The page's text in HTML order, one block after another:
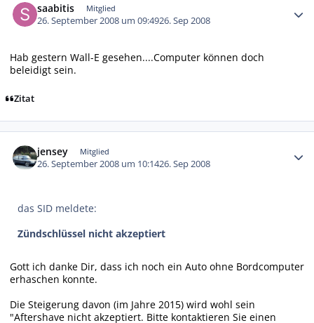
saabitis Mitglied
26. September 2008 um 09:4926. Sep 2008
Hab gestern Wall-E gesehen....Computer können doch
beleidigt sein.
Zitat
jensey Mitglied
26. September 2008 um 10:1426. Sep 2008
das SID meldete:
Zündschlüssel nicht akzeptiert
Gott ich danke Dir, dass ich noch ein Auto ohne Bordcomputer
erhaschen konnte.
Die Steigerung davon (im Jahre 2015) wird wohl sein
"Aftershave nicht akzeptiert. Bitte kontaktieren Sie einen